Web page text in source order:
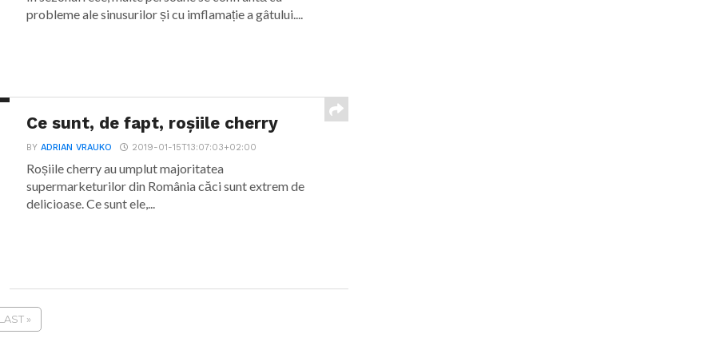
probleme ale sinusurilor și cu imflamație a gâtului....
Ce sunt, de fapt, roșiile cherry
BYADRIAN VRAUKO 2019-01-15T13:07:03+02:00
Roșiile cherry au umplut majoritatea
supermarketurilor din România căci sunt extrem de
delicioase. Ce sunt ele,...
LAST »